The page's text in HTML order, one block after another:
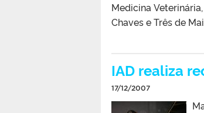
Medicina
Chaves e Três de
IAD realiza
17/12/2007